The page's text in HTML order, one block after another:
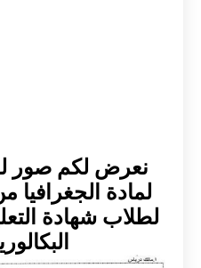
نعرض لكم صور
لمادة الجغرافيا
لطلاب شهادة